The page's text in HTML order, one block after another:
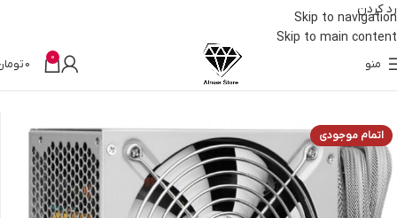
رد کردن
Skip to navigation
Skip to main content
منو 0
0
اتمام موجودی